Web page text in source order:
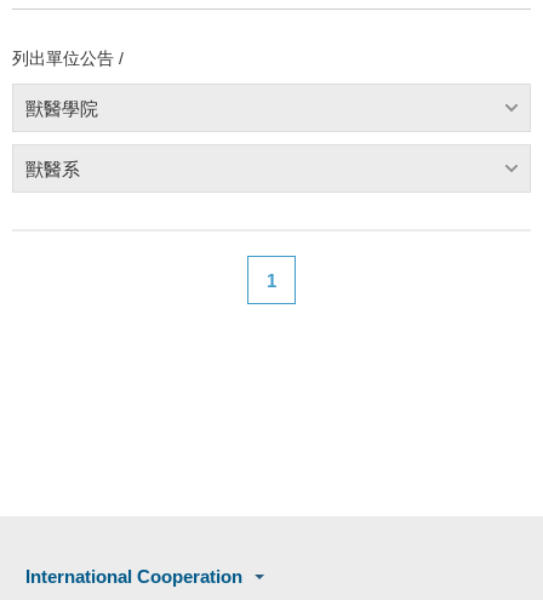
列出單位公告 /
獸醫學院
獸醫系
1
International Cooperation